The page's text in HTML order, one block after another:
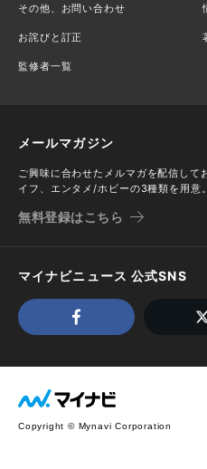
その他、お問い合わせ
お詫びと訂正
監修者一覧
メールマガジン
ご興味に合わせたメルマガを配信して
イフ、エンタメ/ホビーの3種類を用意。
無料登録はこちら
マイナビニュース 公式SNS
Copyright © Mynavi Corporation